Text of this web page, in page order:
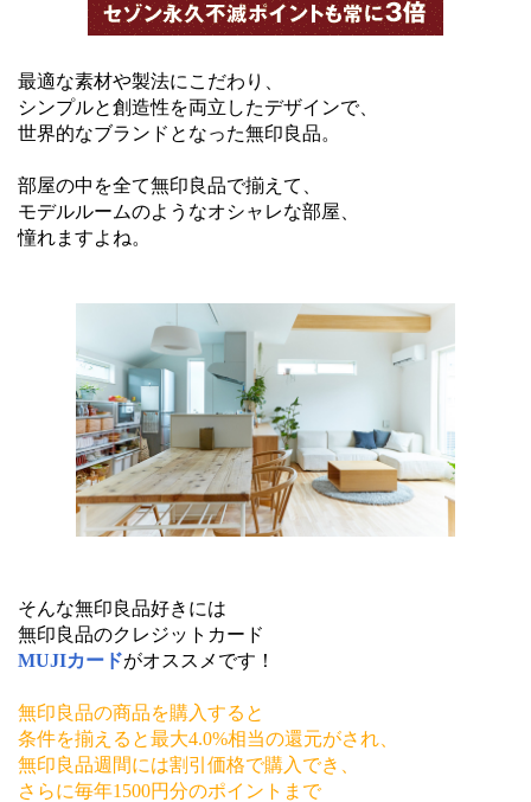
最適な素材や製法にこだわり、
シンプルと創造性を両立したデザインで、
世界的なブランドとなった無印良品。
部屋の中を全て無印良品で揃えて、
モデルルームのようなオシャレな部屋、
憧れますよね。
そんな無印良品好きには
無印良品のクレジットカード
MUJIカードがオススメです！
無印良品の商品を購入すると
条件を揃えると最大4.0%相当の還元がされ、
無印良品週間には割引価格で購入でき、
さらに毎年1500円分のポイントまで